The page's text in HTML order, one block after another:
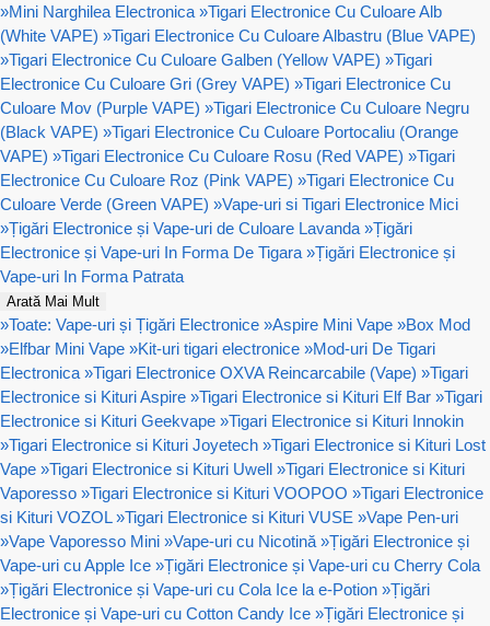
»Mini Narghilea Electronica »Tigari Electronice Cu Culoare Alb
(White VAPE) »Tigari Electronice Cu Culoare Albastru (Blue VAPE)
»Tigari Electronice Cu Culoare Galben (Yellow VAPE) »Tigari
Electronice Cu Culoare Gri (Grey VAPE) »Tigari Electronice Cu
Culoare Mov (Purple VAPE) »Tigari Electronice Cu Culoare Negru
(Black VAPE) »Tigari Electronice Cu Culoare Portocaliu (Orange
VAPE) »Tigari Electronice Cu Culoare Rosu (Red VAPE) »Tigari
Electronice Cu Culoare Roz (Pink VAPE) »Tigari Electronice Cu
Culoare Verde (Green VAPE) »Vape-uri si Tigari Electronice Mici
»Țigări Electronice și Vape-uri de Culoare Lavanda »Țigări
Electronice și Vape-uri In Forma De Tigara »Țigări Electronice și
Vape-uri In Forma Patrata
Arată Mai Mult
»Toate: Vape-uri și Țigări Electronice »Aspire Mini Vape »Box Mod
»Elfbar Mini Vape »Kit-uri tigari electronice »Mod-uri De Tigari
Electronica »Tigari Electronice OXVA Reincarcabile (Vape) »Tigari
Electronice si Kituri Aspire »Tigari Electronice si Kituri Elf Bar »Tigari
Electronice si Kituri Geekvape »Tigari Electronice si Kituri Innokin
»Tigari Electronice si Kituri Joyetech »Tigari Electronice si Kituri Lost
Vape »Tigari Electronice si Kituri Uwell »Tigari Electronice si Kituri
Vaporesso »Tigari Electronice si Kituri VOOPOO »Tigari Electronice
si Kituri VOZOL »Tigari Electronice si Kituri VUSE »Vape Pen-uri
»Vape Vaporesso Mini »Vape-uri cu Nicotină »Țigări Electronice și
Vape-uri cu Apple Ice »Țigări Electronice și Vape-uri cu Cherry Cola
»Țigări Electronice și Vape-uri cu Cola Ice la e-Potion »Țigări
Electronice și Vape-uri cu Cotton Candy Ice »Țigări Electronice și